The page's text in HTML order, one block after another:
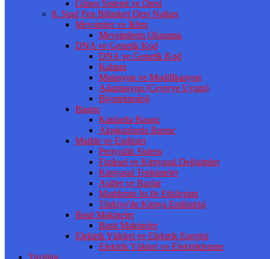
Güneş Sistemi ve Ötesi
8. Sınıf Fen Bilimleri Ders Notları
Mevsimler ve İklim
Mevsimlerin Oluşumu
DNA ve Genetik Kod
DNA ve Genetik Kod
Kalıtım
Mutasyon ve Modifikasyon
Adaptasyon (Çevreye Uyum)
Biyoteknoloji
Basınç
Katılarda Basınç
Akışkanlarda Basınç
Madde ve Endüstri
Periyodik Sistem
Fiziksel ve Kimyasal Değişimler
Kimyasal Tepkimeler
Asitler ve Bazlar
Maddenin Isı ile Etkileşimi
Türkiye'de Kimya Endüstrisi
Basit Makineler
Basit Makineler
Elektrik Yükleri ve Elektrik Enerjisi
Elektrik Yükleri ve Elektriklenme
Yazılılar